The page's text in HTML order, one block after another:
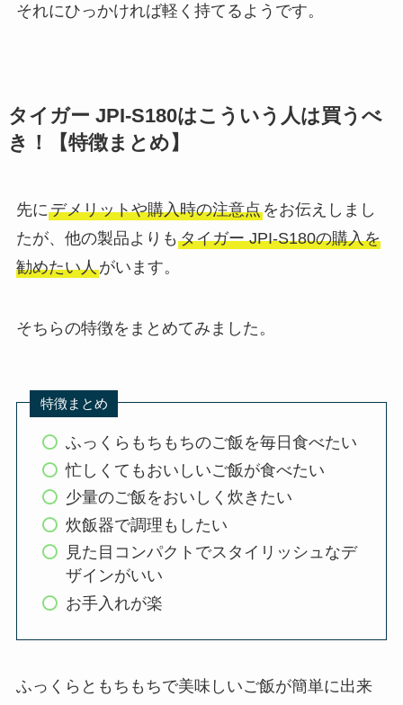
それにひっかければ軽く持てるようです。
タイガー JPI-S180はこういう人は買うべ
き！【特徴まとめ】
先にデメリットや購入時の注意点をお伝えしまし
たが、他の製品よりも タイガー JPI-S180の購入を
勧めたい人がいます。
そちらの特徴をまとめてみました。
特徴まとめ
ふっくらもちもちのご飯を毎日食べたい
忙しくてもおいしいご飯が食べたい
少量のご飯をおいしく炊きたい
炊飯器で調理もしたい
見た目コンパクトでスタイリッシュなデ
ザインがいい
お手入れが楽
ふっくらともちもちで美味しいご飯が簡単に出来